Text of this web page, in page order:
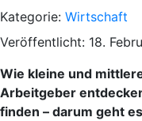
Kategorie: Wirtschaft
Veröffentlicht: 18.
Wie kleine und
Arbeitgeber
finden – darum geht